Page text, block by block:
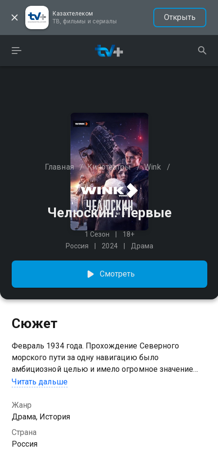
Казахтелеком
ТВ, фильмы и сериалы
Открыть
Главная / Кинотеатры / Wink /
Челюскин. Первые
1 Сезон
18+
Россия
2024 Драма
Смотреть
Сюжет
Февраль 1934 года. Прохождение Северного
морского пути за одну навигацию было
амбициозной целью и имело огромное значение
для СССР. Многие считали эту затею
Молодые и дерзкие полярники во главе с Отто
Шмидтом искренне верили в то, что на пароходе
«Челюскин» им удастся выполнить поставленную
задачу. Но великие идеи обернулись великой
Читать дальше
Жанр
Драма, История
Страна
Россия